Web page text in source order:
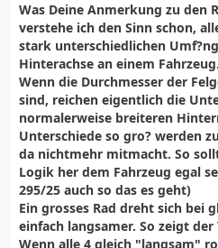
Was Deine Anmerkung zu den
verstehe ich den Sinn schon,
stark unterschiedlichen
Hinterachse an einem Fahrzeug.
Wenn die Durchmesser der
sind, reichen eigentlich die
normalerweise breiteren
Unterschiede so gro? werden
da nichtmehr mitmacht. So
Logik her dem Fahrzeug egal
295/25 auch so das es geht)
Ein grosses Rad dreht sich bei
einfach langsamer. So zeigt
Wenn alle 4 gleich "langsam"